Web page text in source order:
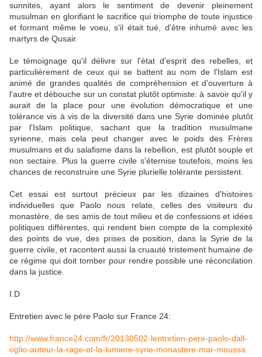
sunnites, ayant alors le sentiment de devenir pleinement
musulman en glorifiant le sacrifice qui triomphe de toute injustice
et formant même le voeu, s'il était tué, d'être inhumé avec les
martyrs de Qusair.
Le témoignage qu'il délivre sur l'état d'esprit des rebelles, et
particulièrement de ceux qui se battent au nom de l'Islam est
animé de grandes qualités de compréhension et d'ouverture à
l'autre et débouche sur un constat plutôt optimiste: à savoir qu'il y
aurait de la place pour une évolution démocratique et une
tolérance vis à vis de la diversité dans une Syrie dominée plutôt
par l'Islam politique, sachant que la tradition musulmane
syrienne, mais cela peut changer avec le poids des Frères
musulmans et du salafisme dans la rebellion, est plutôt souple et
non sectaire. Plus la guerre civile s'éternise toutefois, moins les
chances de reconstruire une Syrie plurielle tolérante persistent.
Cet essai est surtout précieux par les dizaines d'histoires
individuelles que Paolo nous relate, celles des visiteurs du
monastère, de ses amis de tout milieu et de confessions et idées
politiques différentes, qui rendent bien compte de la complexité
des points de vue, des prises de position, dans la Syrie de la
guerre civile, et racontent aussi la cruauté tristement humaine de
ce régime qui doit tomber pour rendre possible une réconcilation
dans la justice.
I.D
Entretien avec le père Paolo sur France 24:
http://www.france24.com/fr/20130502-lentretien-pere-paolo-dall-
oglio-auteur-la-rage-et-la-lumiere-syrie-monastere-mar-moussa